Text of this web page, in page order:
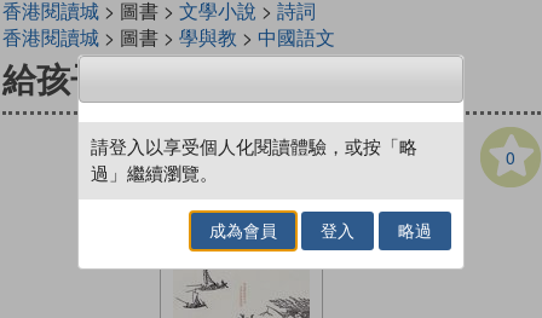
香港閱讀城> 圖書 > 文學小說 > 詩詞
香港閱讀城> 圖書 > 學與教 > 中國語文
給孩子的詩詞
0
請登入以享受個人化閱讀體驗，或按「略
過」繼續瀏覽。
成為會員 登入 略過